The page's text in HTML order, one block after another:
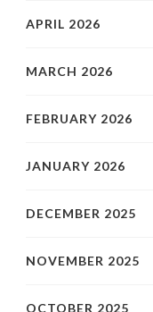
APRIL 2026
MARCH 2026
FEBRUARY 2026
JANUARY 2026
DECEMBER 2025
NOVEMBER 2025
OCTOBER 2025